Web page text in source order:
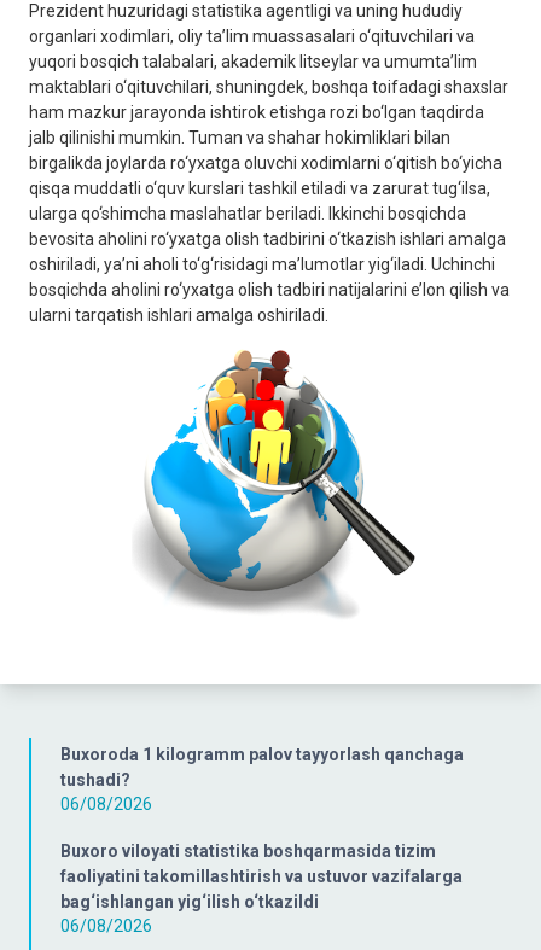
Buxoroda 1 kilogramm palov tayyorlash qanchaga
tushadi?
06/08/2026
Buxoro viloyati statistika boshqarmasida tizim
faoliyatini takomillashtirish va ustuvor vazifalarga
bag‘ishlangan yig‘ilish o‘tkazildi
06/08/2026
Prezident huzuridagi statistika agentligi va uning hududiy
organlari xodimlari, oliy ta’lim muassasalari o‘qituvchilari va
yuqori bosqich talabalari, akademik litseylar va umumta’lim
maktablari o‘qituvchilari, shuningdek, boshqa toifadagi shaxslar
ham mazkur jarayonda ishtirok etishga rozi bo‘lgan taqdirda
jalb qilinishi mumkin. Tuman va shahar hokimliklari bilan
birgalikda joylarda ro‘yxatga oluvchi xodimlarni o‘qitish bo‘yicha
qisqa muddatli o‘quv kurslari tashkil etiladi va zarurat tug‘ilsa,
ularga qo‘shimcha maslahatlar beriladi. Ikkinchi bosqichda
bevosita aholini ro‘yxatga olish tadbirini o‘tkazish ishlari amalga
oshiriladi, ya’ni aholi to‘g‘risidagi ma’lumotlar yig‘iladi. Uchinchi
bosqichda aholini ro‘yxatga olish tadbiri natijalarini e’lon qilish va
ularni tarqatish ishlari amalga oshiriladi.